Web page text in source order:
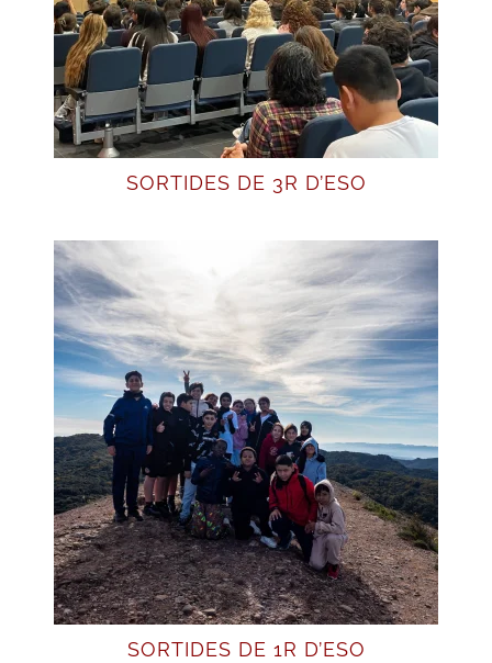
SORTIDES DE 3R D’ESO
SORTIDES DE 1R D’ESO